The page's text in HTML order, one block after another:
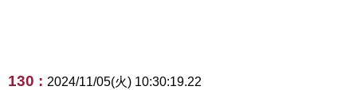
130 : 2024/11/05(火) 10:30:19.22